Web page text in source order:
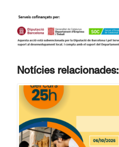
Notícies relacionades: